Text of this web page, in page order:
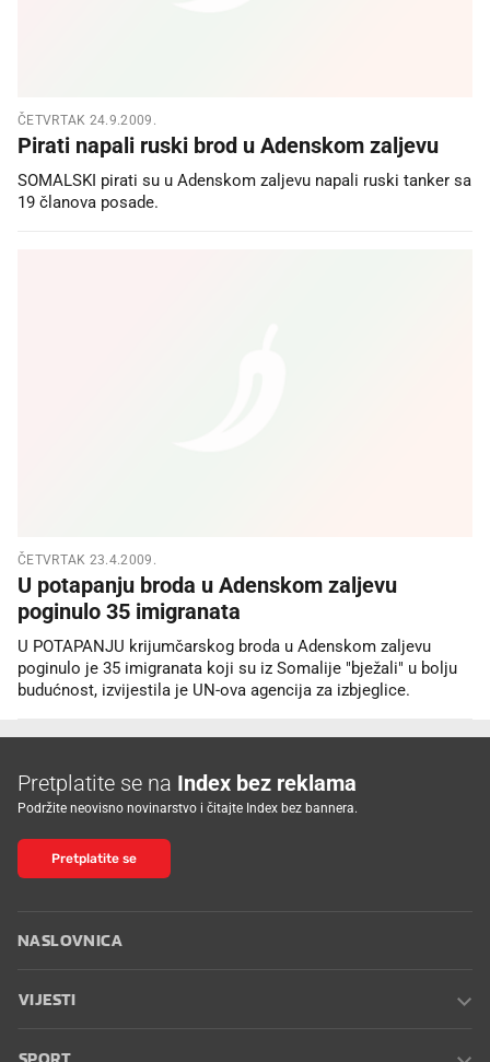
ČETVRTAK 24.9.2009.
Pirati napali ruski brod u Adenskom zaljevu
SOMALSKI pirati su u Adenskom zaljevu napali ruski tanker sa
19 članova posade.
ČETVRTAK 23.4.2009.
U potapanju broda u Adenskom zaljevu
poginulo 35 imigranata
U POTAPANJU krijumčarskog broda u Adenskom zaljevu
poginulo je 35 imigranata koji su iz Somalije "bježali" u bolju
budućnost, izvijestila je UN-ova agencija za izbjeglice.
Pretplatite se na Index bez reklama
Podržite neovisno novinarstvo i čitajte Index bez bannera.
Pretplatite se
NASLOVNICA
VIJESTI